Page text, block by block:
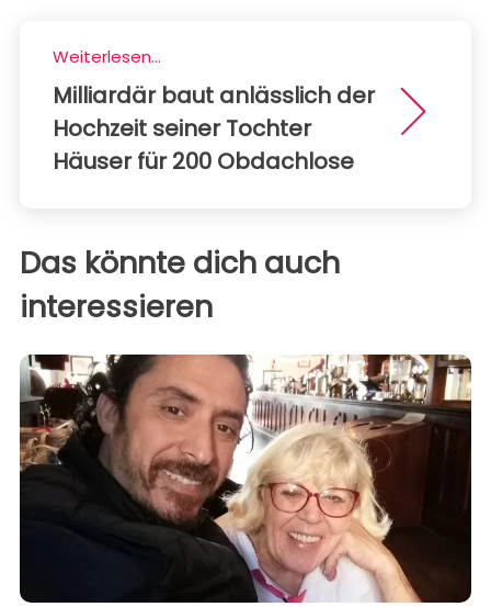
Weiterlesen...
Milliardär baut anlässlich der
Hochzeit seiner Tochter
Häuser für 200 Obdachlose
Das könnte dich auch
interessieren